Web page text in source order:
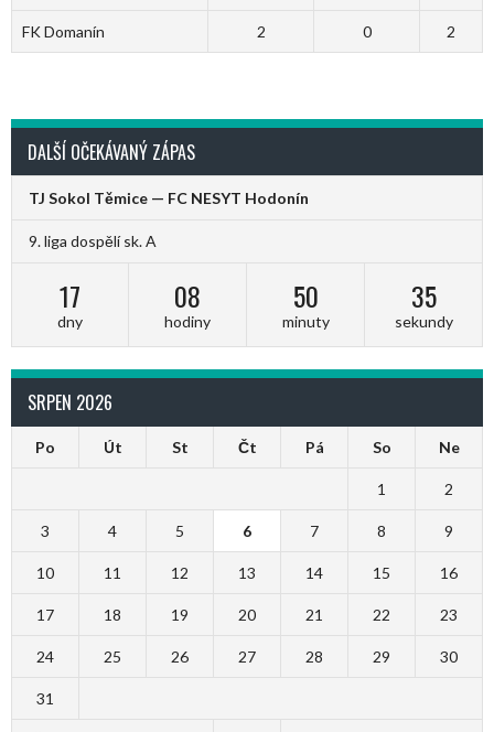
FK Domanín 2 0 2
DALŠÍ OČEKÁVANÝ ZÁPAS
TJ Sokol Těmice — FC NESYT Hodonín
9. liga dospělí sk. A
17
dny
08
hodiny
50
minuty
35
sekundy
SRPEN 2026
Po Út St Čt Pá So Ne
1 2
3 4 5 6 7 8 9
10 11 12 13 14 15 16
17 18 19 20 21 22 23
24 25 26 27 28 29 30
31